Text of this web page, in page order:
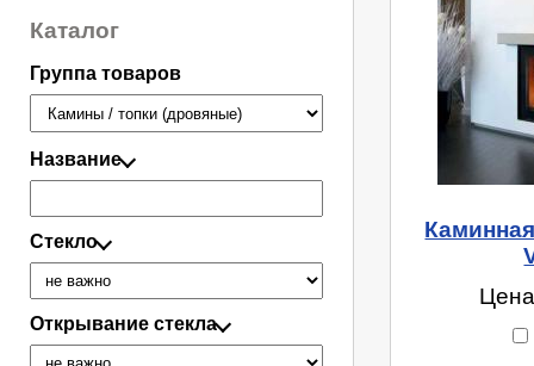
Каталог
Группа товаров
Название
Стекло
Открывание стекла